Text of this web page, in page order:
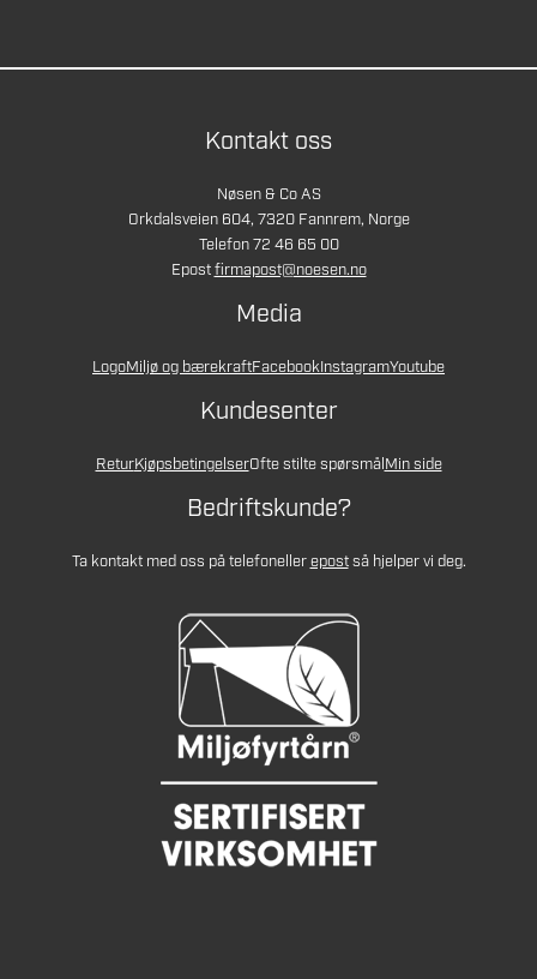
Kontakt oss
Nøsen & Co AS
Orkdalsveien 604, 7320 Fannrem, Norge
Telefon 72 46 65 00
Epostfirmapost@noesen.no
Media
LogoMiljø og bærekraftFacebookInstagramYoutube
Kundesenter
ReturKjøpsbetingelserOfte stilte spørsmålMin side
Bedriftskunde?
Ta kontakt med oss på telefonellerepostså hjelper vi deg.